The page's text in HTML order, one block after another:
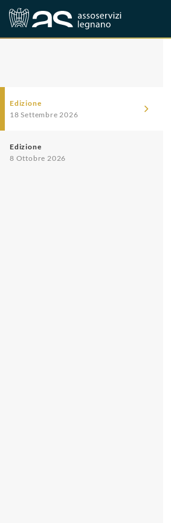
Corsi Sicurezza
Edizione
18 Settembre 2026
Edizione
8 Ottobre 2026